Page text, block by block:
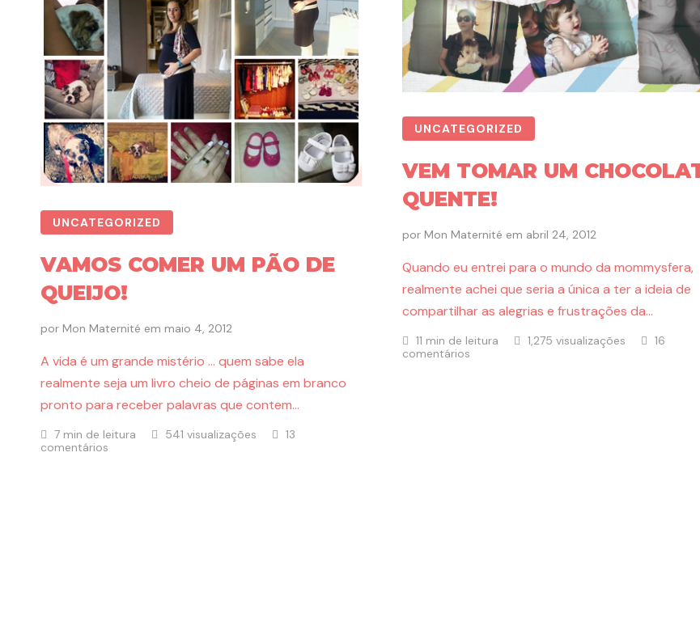
UNCATEGORIZED
VAMOS COMER UM PÃO DE
QUEIJO!
por Mon Maternité em maio 4, 2012
A vida é um grande mistério … quem sabe ela
realmente seja um livro cheio de páginas em branco
pronto para receber palavras que contem…
7 min de leitura 541 visualizações
13
comentários
UNCATEGORIZED
VEM TOMAR UM
QUENTE!
por Mon Maternité em abril 24, 2012
Quando eu entrei para o mundo da mommysfera,
realmente achei que seria a única a ter a ideia de
compartilhar as alegrias e frustrações da…
11 min de leitura 1,275 visualizações
16
comentários